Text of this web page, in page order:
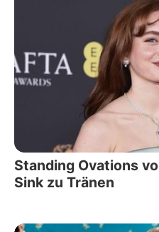
Standing Ovations
Sink zu Tränen